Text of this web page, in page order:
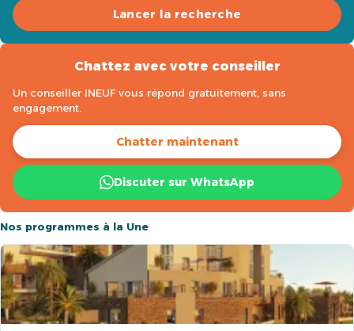
Lancer la recherche
Chattez avec votre conseiller
Un conseiller INEUF vous répond gratuitement, sans
engagement.
Chatter maintenant
Discuter sur WhatsApp
Nos programmes à la Une